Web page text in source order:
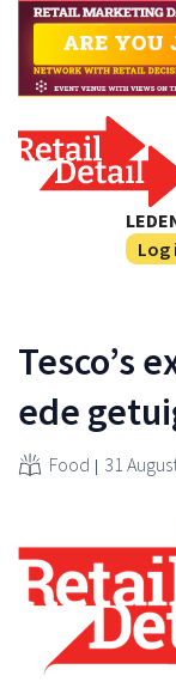
Log
Tesco’s
ede
Food 31